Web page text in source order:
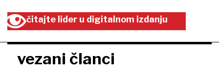
čitajte lider u digitalnom izdanju
vezani članci